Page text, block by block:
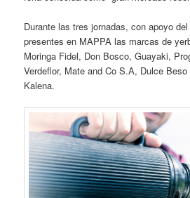
Durante las tres jornadas, con apoyo
presentes en MAPPA las marcas de
Moringa Fidel, Don Bosco, Guayaki,
Verdeflor, Mate and Co S.A, Dulce
Kalena.